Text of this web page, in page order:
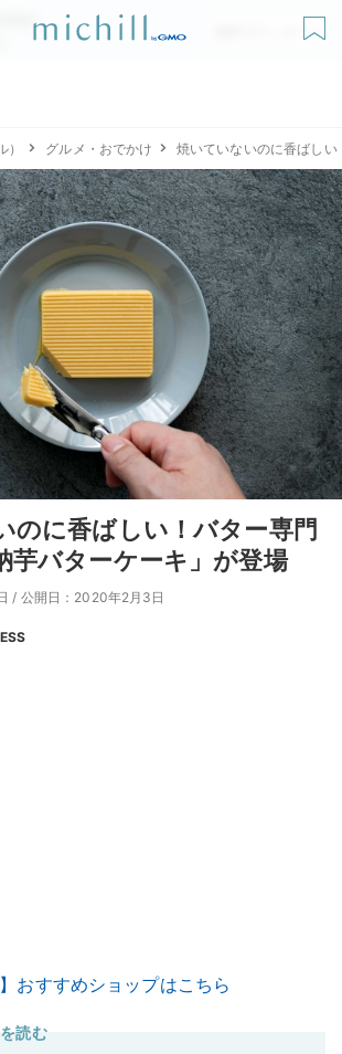
が
無料ダウンロード
グルメ・おでかけ 焼いていないのに香ばし
のに香ばしい！バター専門
芋バターケーキ」が登場
/ 公開日：2020年2月3日
】おすすめショップはこちら
読む